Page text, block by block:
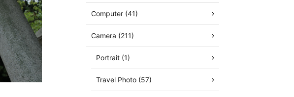
Computer (41)
Camera (211)
Portrait (1)
Travel Photo (57)